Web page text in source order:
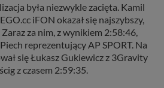
była niezwykle zacięta. Kamil
iFON okazał się najszybszy,
za nim, z wynikiem 2:58:46,
reprezentujący AP SPORT. Na
się Łukasz Gukiewicz z 3Gravity
z czasem 2:59:35.